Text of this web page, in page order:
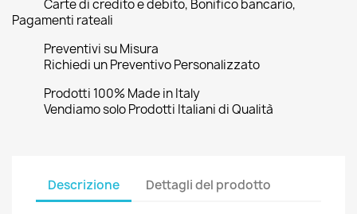
Carte di credito e debito, Bonifico bancario,
Pagamenti rateali
Preventivi su Misura
Richiedi un Preventivo Personalizzato
Prodotti 100% Made in Italy
Vendiamo solo Prodotti Italiani di Qualità
Descrizione Dettagli del prodotto